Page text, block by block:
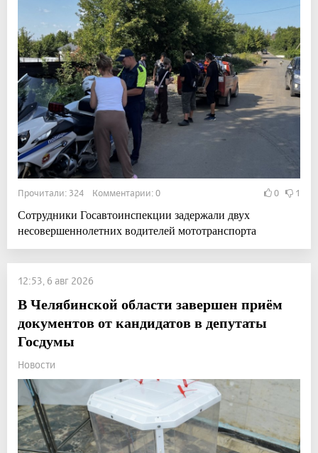
Прочитали: 324 Комментарии: 0 0 1
Сотрудники Госавтоинспекции задержали двух
несовершеннолетних водителей мототранспорта
12:53, 6 авг 2026
В Челябинской области завершен приём
документов от кандидатов в депутаты
Госдумы
Новости